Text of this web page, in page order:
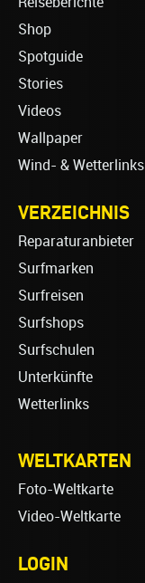
Shop
Spotguide
Stories
Videos
Wallpaper
Wind- & Wetterlinks
VERZEICHNIS
Reparaturanbieter
Surfmarken
Surfreisen
Surfshops
Surfschulen
Unterkünfte
Wetterlinks
WELTKARTEN
Foto-Weltkarte
Video-Weltkarte
LOGIN